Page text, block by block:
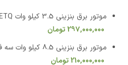
297,000,000تومان
210,000,000تومان